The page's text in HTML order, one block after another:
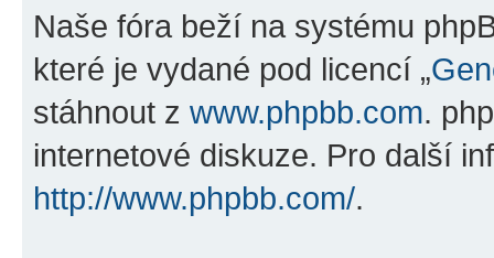
Naše fóra beží na systému
které je vydané pod licencí „
stáhnout z www.phpbb.com.
internetové diskuze. Pro další
http://www.phpbb.com/.